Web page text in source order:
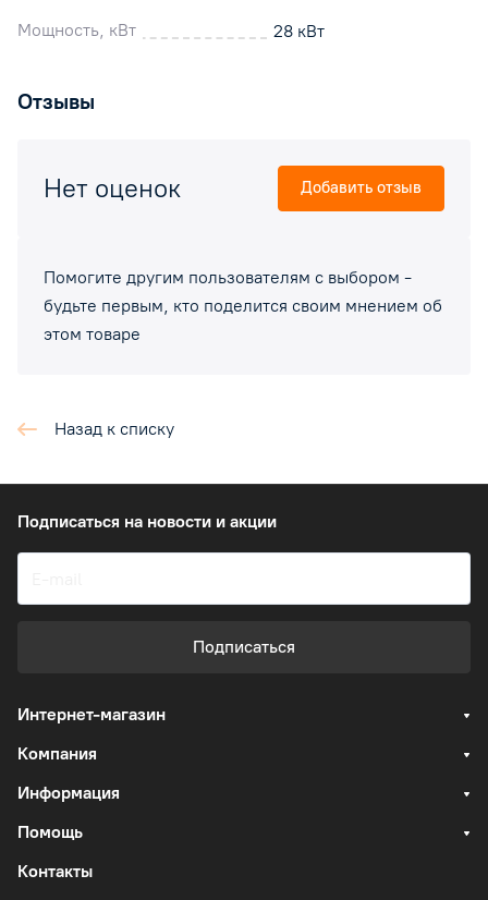
Мощность, кВт
28 кВт
Отзывы
Помогите другим пользователям с выбором -
будьте первым, кто поделится своим мнением об
этом товаре
Нет оценок Добавить отзыв
Назад к списку
Подписаться на новости и акции
Подписаться
Интернет-магазин
Компания
Информация
Помощь
Контакты